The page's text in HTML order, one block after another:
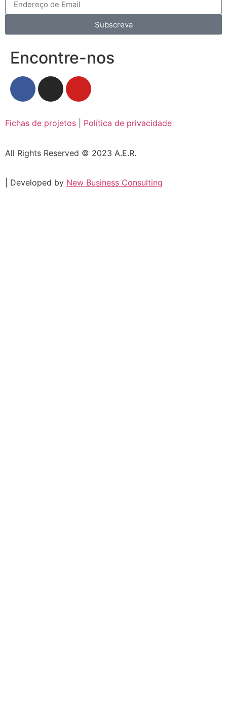
Subscreva
Encontre-nos
Fichas de projetos Política de privacidade
All Rights Reserved © 2023 A.E.R.
| Developed by New Business Consulting